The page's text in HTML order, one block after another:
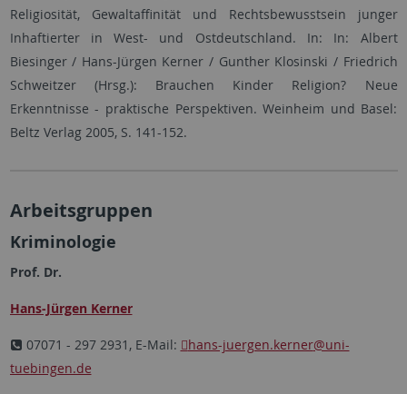
Religiosität, Gewaltaffinität und Rechtsbewusstsein junger
Inhaftierter in West- und Ostdeutschland. In: In: Albert
Biesinger / Hans-Jürgen Kerner / Gunther Klosinski / Friedrich
Schweitzer (Hrsg.): Brauchen Kinder Religion? Neue
Erkenntnisse - praktische Perspektiven. Weinheim und Basel:
Beltz Verlag 2005, S. 141-152.
Arbeitsgruppen
Kriminologie
Prof. Dr.
Hans-Jürgen Kerner
07071 - 297 2931, E-Mail: hans-juergen.kerner@uni-
tuebingen.de